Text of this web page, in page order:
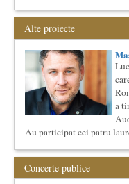
Cursul de Sociologie
Societatea Muzicala
Univ...
Cursul de Arta
Societatea Muzicala
"Marile capodopere ale
con...
The Fever
By Wallace Shawn, with
The Fever de Wallace
Maicanescu, in engleza,
inchidere ...
Alte proiecte
a
Au participat cei patru
Concerte publice